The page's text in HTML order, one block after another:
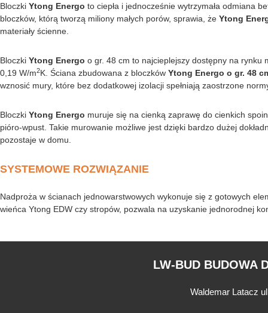
Bloczki Ytong Energo to ciepła i jednocześnie wytrzymała odmiana
bloczków, którą tworzą miliony małych porów, sprawia, że Ytong
materiały ścienne.
Bloczki Ytong Energo o gr. 48 cm to najcieplejszy dostępny na rynku
0,19 W/m2K. Ściana zbudowana z bloczków Ytong Energo o gr. 48
wznosić mury, które bez dodatkowej izolacji spełniają zaostrzone
Bloczki Ytong Energo muruje się na cienką zaprawę do cienkich
pióro-wpust. Takie murowanie możliwe jest dzięki bardzo dużej
pozostaje w domu.
SYSTEMOWE ROZWIĄZANIE
Nadproża w ścianach jednowarstwowych wykonuje się z gotowych
wieńca Ytong EDW czy stropów, pozwala na uzyskanie jednorodnej
LW-BUD BUDOWA
Waldemar Latacz